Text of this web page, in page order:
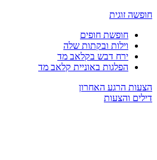
חופשה זוגית
חופשת חופים
וילות ובקתות שלה
ירח דבש בקלאב מד
הפלגות באוניית קלאב מד
הצעות הרגע האחרון
דילים והצעות